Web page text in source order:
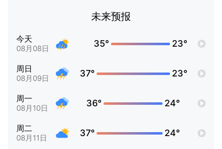
未来预报
今天
08月08日 35° 23°
周日
08月09日 37° 23°
周一
08月10日 36° 24°
周二
08月11日 37° 24°